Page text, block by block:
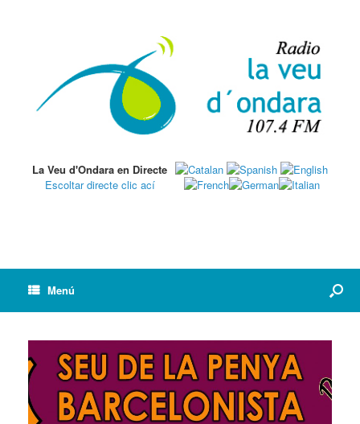
La Veu d'Ondara en Directe
Escoltar directe clic ací
Menú